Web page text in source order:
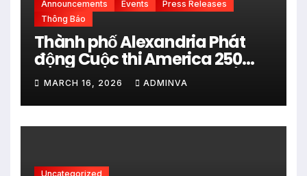
Announcements Events
Press Releases
Thông Báo
Thành phố Alexandria Phát
động Cuộc thi America 250
City Art Poster Project” Nhằm
kỷ niệm 250 năm thành lập Hợp
chủng quốc Hoa Kỳ vào năm
2026
MARCH 16, 2026 ADMINVA
Uncategorized